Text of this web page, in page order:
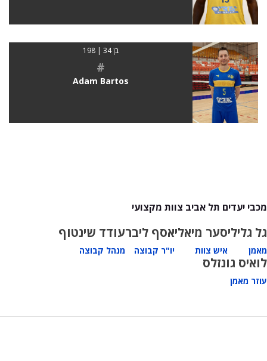
בן 34 | 198
#
Adam Bartos
מכבי יעדים תל אביב צוות מקצועי
גל גלילי
מאמן
סער מיאלי
איש צוות
אסף ליבר
יו"ר קבוצה
עודד שינטוף
מנהל קבוצה
לואיס גונזלס
עוזר מאמן